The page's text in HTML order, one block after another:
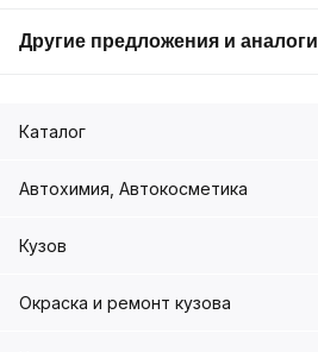
Другие предложения и аналоги
Каталог
Автохимия, Автокосметика
Кузов
Окраска и ремонт кузова